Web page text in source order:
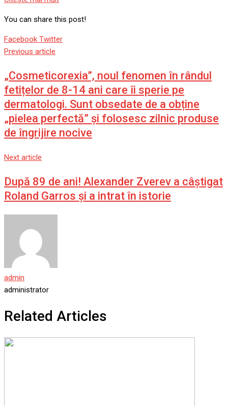
You can share this post!
Facebook TwitterGoogle+
LinkedIn
Whatsapp
StumbleUpon
Tumblr
Pinterest
Reddit
Share
Print
Previous article
„Cosmeticorexia”, noul fenomen în rândul
fetițelor de 8-14 ani care îi sperie pe
dermatologi. Sunt obsedate de a obține
„pielea perfectă” și folosesc zilnic produse
de îngrijire nocive
Next article
După 89 de ani! Alexander Zverev a câștigat
Roland Garros și a intrat în istorie
admin
administrator
Related Articles